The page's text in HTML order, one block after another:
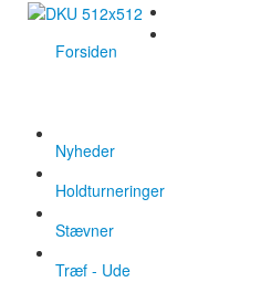
Forsiden
Nyheder
Holdturneringer
Stævner
Træf - Ude